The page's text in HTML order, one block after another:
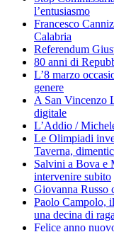
l’entusiasmo
Francesco
Calabria
Referendum
80 anni di
L’8 marzo
genere
A San Vincenzo
digitale
L’Addio /
Le Olimpiadi
Taverna,
Salvini a Bova e
intervenire subito
Giovanna Russo
Paolo Campolo,
una decina di
Felice anno